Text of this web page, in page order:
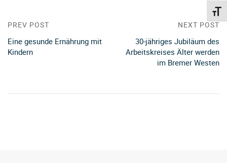
PREV POST
Eine gesunde Ernährung mit
Kindern
NEXT POST
30-jähriges Jubiläum des
Arbeitskreises Älter werden
im Bremer Westen